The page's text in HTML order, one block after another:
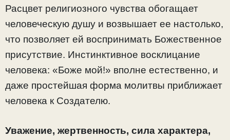
Расцвет религиозного чувства обогащает
человеческую душу и возвышает ее настолько,
что позволяет ей воспринимать Божественное
присутствие. Инстинктивное восклицание
человека: «Боже мой!» вполне естественно, и
даже простейшая форма молитвы приближает
человека к Создателю.
Уважение, жертвенность, сила характера,